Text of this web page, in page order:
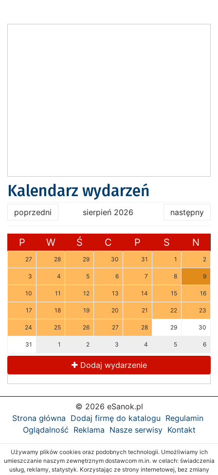
Kalendarz wydarzeń
poprzedni sierpień 2026 następny
P W Ś C P S N
27 28 29 30 31 1 2
3 4 5 6 7 8 9
10 11 12 13 14 15 16
17 18 19 20 21 22 23
24 25 26 27 28 29 30
31 1 2 3 4 5 6
Dodaj wydarzenie
© 2026 eSanok.pl
Strona główna Dodaj firmę do katalogu Regulamin
Oglądalność Reklama Nasze serwisy Kontakt
Używamy plików cookies oraz podobnych technologii. Umożliwiamy ich
umieszczanie naszym zewnętrznym dostawcom m.in. w celach: świadczenia
usług, reklamy, statystyk. Korzystając ze strony internetowej, bez zmiany